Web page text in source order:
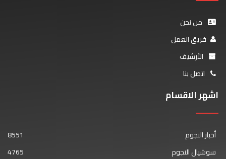
من نحن
فريق العمل
الأرشيف
اتصل بنا
اشهر الاقسام
أخبار النجوم
8551
سوشيال النجوم
4765